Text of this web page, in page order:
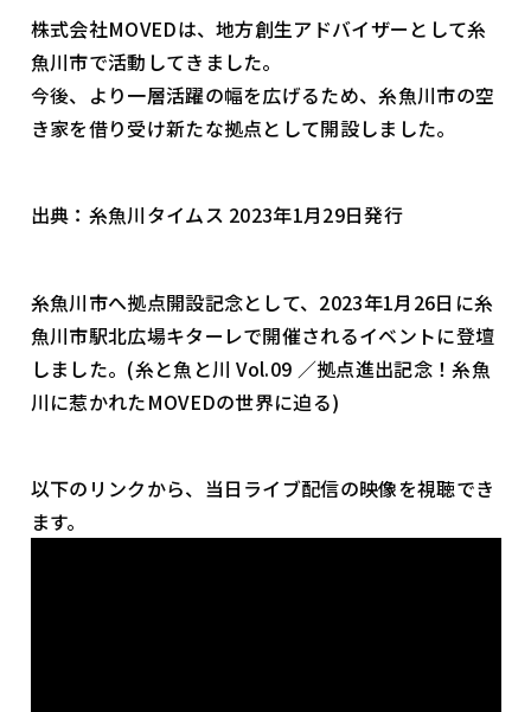
株式会社MOVEDは、地方創生アドバイザーとして糸
魚川市で活動してきました。
今後、より一層活躍の幅を広げるため、糸魚川市の空
き家を借り受け新たな拠点として開設しました。
出典：糸魚川タイムス 2023年1月29日発行
糸魚川市へ拠点開設記念として、2023年1月26日に糸
魚川市駅北広場キターレで開催されるイベントに登壇
しました。(糸と魚と川 Vol.09 ／拠点進出記念！糸魚
川に惹かれたMOVEDの世界に迫る)
以下のリンクから、当日ライブ配信の映像を視聴でき
ます。